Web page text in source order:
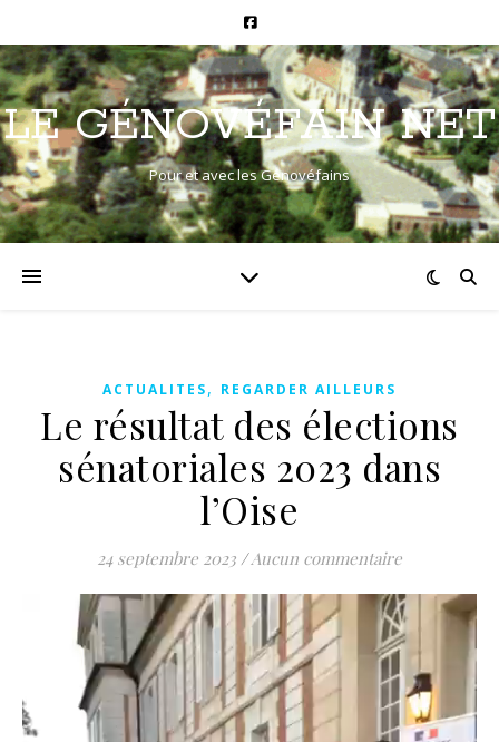
LE GÉNOVÉFAIN NET
Pour et avec les Génovéfains
ACTUALITES, REGARDER AILLEURS
Le résultat des élections
sénatoriales 2023 dans
l’Oise
24 septembre 2023 /Aucun commentaire